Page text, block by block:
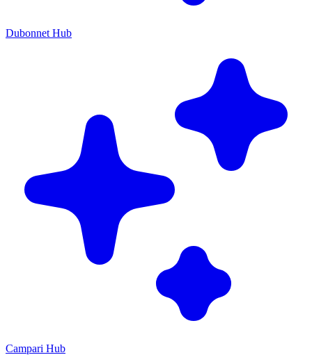
Dubonnet Hub
Campari Hub